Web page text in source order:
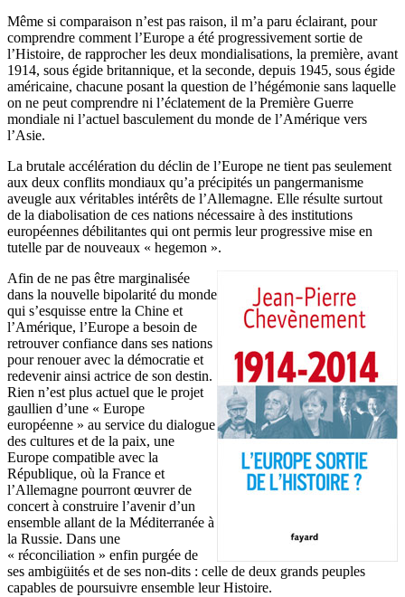
Même si comparaison n’est pas raison, il m’a paru éclairant, pour
comprendre comment l’Europe a été progressivement sortie de
l’Histoire, de rapprocher les deux mondialisations, la première, avant
1914, sous égide britannique, et la seconde, depuis 1945, sous égide
américaine, chacune posant la question de l’hégémonie sans laquelle
on ne peut comprendre ni l’éclatement de la Première Guerre
mondiale ni l’actuel basculement du monde de l’Amérique vers
l’Asie.
La brutale accélération du déclin de l’Europe ne tient pas seulement
aux deux conflits mondiaux qu’a précipités un pangermanisme
aveugle aux véritables intérêts de l’Allemagne. Elle résulte surtout
de la diabolisation de ces nations nécessaire à des institutions
européennes débilitantes qui ont permis leur progressive mise en
tutelle par de nouveaux « hegemon ».
Afin de ne pas être marginalisée
dans la nouvelle bipolarité du monde
qui s’esquisse entre la Chine et
l’Amérique, l’Europe a besoin de
retrouver confiance dans ses nations
pour renouer avec la démocratie et
redevenir ainsi actrice de son destin.
Rien n’est plus actuel que le projet
gaullien d’une « Europe
européenne » au service du dialogue
des cultures et de la paix, une
Europe compatible avec la
République, où la France et
l’Allemagne pourront œuvrer de
concert à construire l’avenir d’un
ensemble allant de la Méditerranée à
la Russie. Dans une
« réconciliation » enfin purgée de
ses ambigüités et de ses non-dits : celle de deux grands peuples
capables de poursuivre ensemble leur Histoire.